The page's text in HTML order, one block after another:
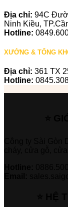
Địa chỉ: 94C
Ninh Kiều,
Hotline:
XƯỞNG & TỔNG
Địa chỉ: 361 TX
Hotline: